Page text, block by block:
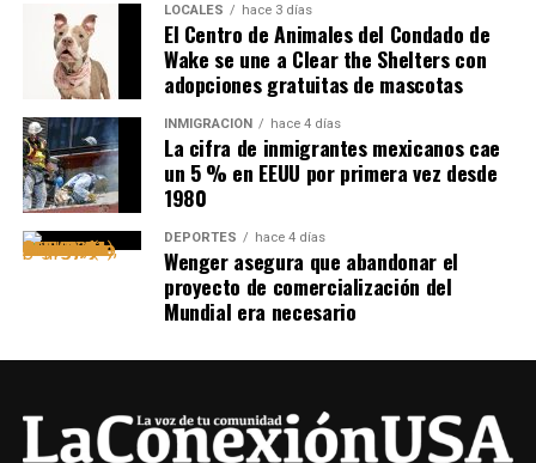
LOCALES hace 3 días
El Centro de Animales del Condado de
Wake se une a Clear the Shelters con
adopciones gratuitas de mascotas
INMIGRACIÓN hace 4 días
La cifra de inmigrantes mexicanos cae
un 5 % en EEUU por primera vez desde
1980
DEPORTES hace 4 días
Wenger asegura que abandonar el
proyecto de comercialización del
Mundial era necesario